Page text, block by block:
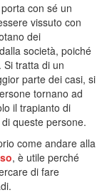
con sé un
vissuto con
dei
società, poiché
Si tratta di un
parte dei casi, si
tornano ad
il trapianto di
queste persone.
come andare alla
, è utile perché
di fare